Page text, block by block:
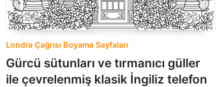
Londra Çağrısı Boyama Sayfaları
Gürcü sütunları ve tırmanıcı güller
ile çevrelenmiş klasik İngiliz telefon